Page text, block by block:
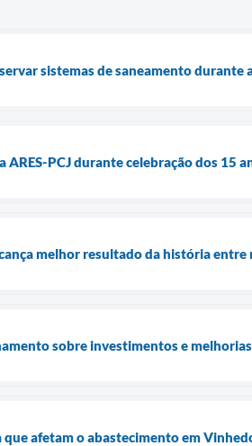
sistemas de saneamento durante
PCJ durante celebração dos 15
melhor resultado da história entre
sobre investimentos e
que afetam o abastecimento em